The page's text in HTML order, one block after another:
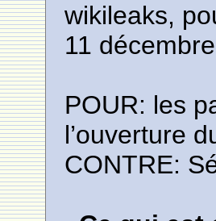
wikileaks,
11
POUR: les
l’ouverture
CONTRE: